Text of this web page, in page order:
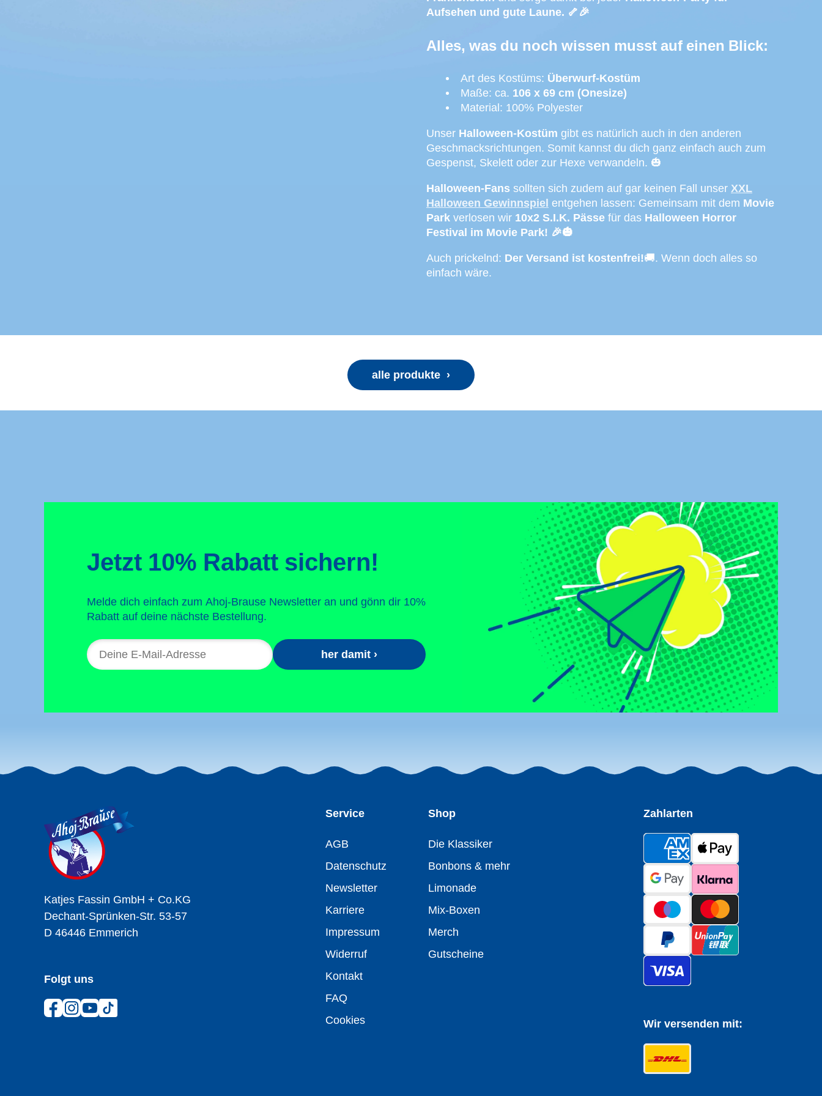
Aufsehen und gute Laune. 🦴🎉
Alles, was du noch wissen musst auf einen Blick:
Art des Kostüms: Überwurf-Kostüm
Maße: ca. 106 x 69 cm (Onesize)
Material: 100% Polyester
Unser Halloween-Kostüm gibt es natürlich auch in den anderen
Geschmacksrichtungen. Somit kannst du dich ganz einfach auch zum
Gespenst, Skelett oder zur Hexe verwandeln. 🎃
Halloween-Fans sollten sich zudem auf gar keinen Fall unser XXL
Halloween Gewinnspiel
entgehen lassen: Gemeinsam mit dem Movie
Park verlosen wir 10x2 S.I.K. Pässe für das Halloween Horror
Festival im Movie Park! 🎉🎃
Auch prickelnd: Der Versand ist kostenfrei!🚚. Wenn doch alles so
einfach wäre.
alle produkte ›
Jetzt 10% Rabatt sichern!
Melde dich einfach zum Ahoj-Brause Newsletter an und gönn dir 10%
Rabatt auf deine nächste Bestellung.
E-
Mail-
her damit ›
Katjes Fassin GmbH + Co.KG
Dechant-Sprünken-Str. 53-57
D 46446 Emmerich
Folgt uns
Facebook
Instagram
YouTube
TikTok
Service
AGB
Datenschutz
Newsletter
Karriere
Impressum
Widerruf
Kontakt
FAQ
Cookies
Shop
Die Klassiker
Bonbons & mehr
Limonade
Mix-Boxen
Merch
Gutscheine
Zahlarten
Wir versenden mit: